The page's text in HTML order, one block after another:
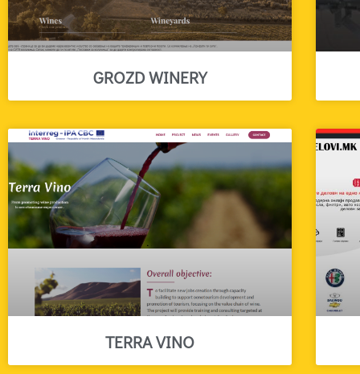
GROZD WINERY
TERRA VINO